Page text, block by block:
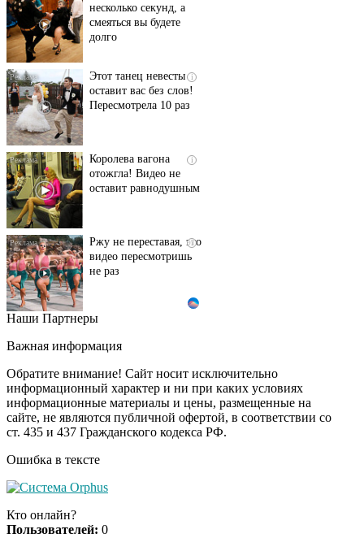
несколько секунд, а
смеяться вы будете
долго
i
Этот танец невесты
оставит вас без слов!
Пересмотрела 10 раз
i
Королева вагона
отожгла! Видео не
оставит равнодушным
i
Ржу не переставая, это
видео пересмотришь
не раз
Ролик из Омска: вы
i
Почему в школе
Загитовой стоимостью
больше миллиарда
Ролик длится пару
Наши Партнеры
Важная информация
Обратите внимание! Сайт носит исключительно
информационный характер и ни при каких условиях
информационные материалы и цены, размещенные на
сайте, не являются публичной офертой, в соответствии со
ст. 435 и 437 Гражданского кодекса РФ.
Ошибка в тексте
Кто онлайн?
Пользователей: 0